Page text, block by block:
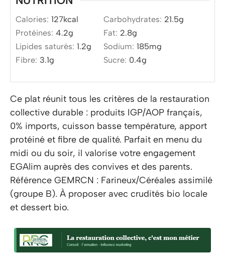
Calories: 127kcal Carbohydrates: 21.5g
Protéines: 4.2g Fat: 2.8g
Lipides saturés: 1.2g Sodium: 185mg
Fibre: 3.1g Sucre: 0.4g
Ce plat réunit tous les critères de la restauration
collective durable : produits IGP/AOP français,
0% imports, cuisson basse température, apport
protéiné et fibre de qualité. Parfait en menu du
midi ou du soir, il valorise votre engagement
EGAlim auprès des convives et des parents.
Référence GEMRCN : Farineux/Céréales assimilé
(groupe B). À proposer avec crudités bio locale
et dessert bio.